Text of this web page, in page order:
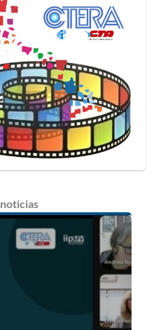
noticias